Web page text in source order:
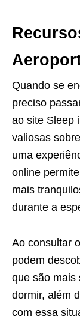
Quando se
preciso
ao site Sleep
valiosas
uma
online
mais
durante a
Ao consultar
podem
que são mais
dormir, além
com essa